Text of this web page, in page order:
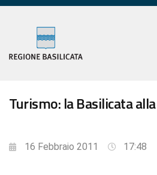
Turismo: la Basilicata
16 Febbraio 2011 17:48